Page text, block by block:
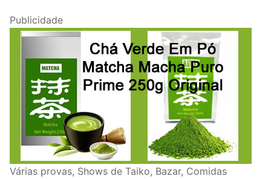
Publicidade
Várias provas, Shows de Taiko, Bazar, Comidas